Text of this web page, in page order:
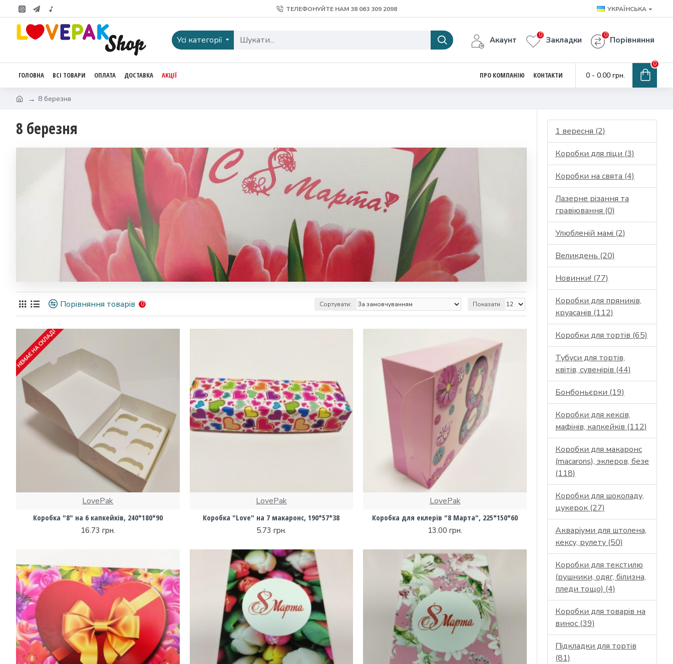
ТЕЛЕФОНУЙТЕ НАМ 38 ‎063 309 2098 УКРАЇНСЬКА
Усі категорії Акаунт Закладки
0
Порівняння
0
ГОЛОВНА ВСІ ТОВАРИ ОПЛАТА ДОСТАВКА АКЦІЇ ПРО КОМПАНІЮ КОНТАКТИ 0 - 0.00 грн.
0
8 березня
8 березня
Порівняння товарів 0 Сортувати: Показати
НЕМАЄ НА СКЛАДІ
LovePak
Коробка "8" на 6 капкейків, 240*180*90
16.73 грн.
LovePak
Коробка "Love" на 7 макаронс, 190*57*38
5.73 грн.
LovePak
Коробка для еклерів "8 Марта", 225*150*60
13.00 грн.
1 вересня (2)
Коробки для піци (3)
Коробки на свята (4)
Лазерне різання та
гравіювання (0)
Улюбленій мамі (2)
Великдень (20)
Новинки! (77)
Коробки для пряників,
круасанів (112)
Коробки для тортів (65)
Тубуси для тортів,
квітів, сувенірів (44)
Бонбоньєрки (19)
Коробки для кексів,
мафінів, капкейків (112)
Коробки для макаронс
(macarons), эклеров, безе
(118)
Коробки для шоколаду,
цукерок (27)
Акваріуми для штолена,
кексу, рулету (50)
Коробки для текстилю
(рушники, одяг, білизна,
пледи тощо) (4)
Коробки для товарів на
винос (39)
Підкладки для тортів
(81)